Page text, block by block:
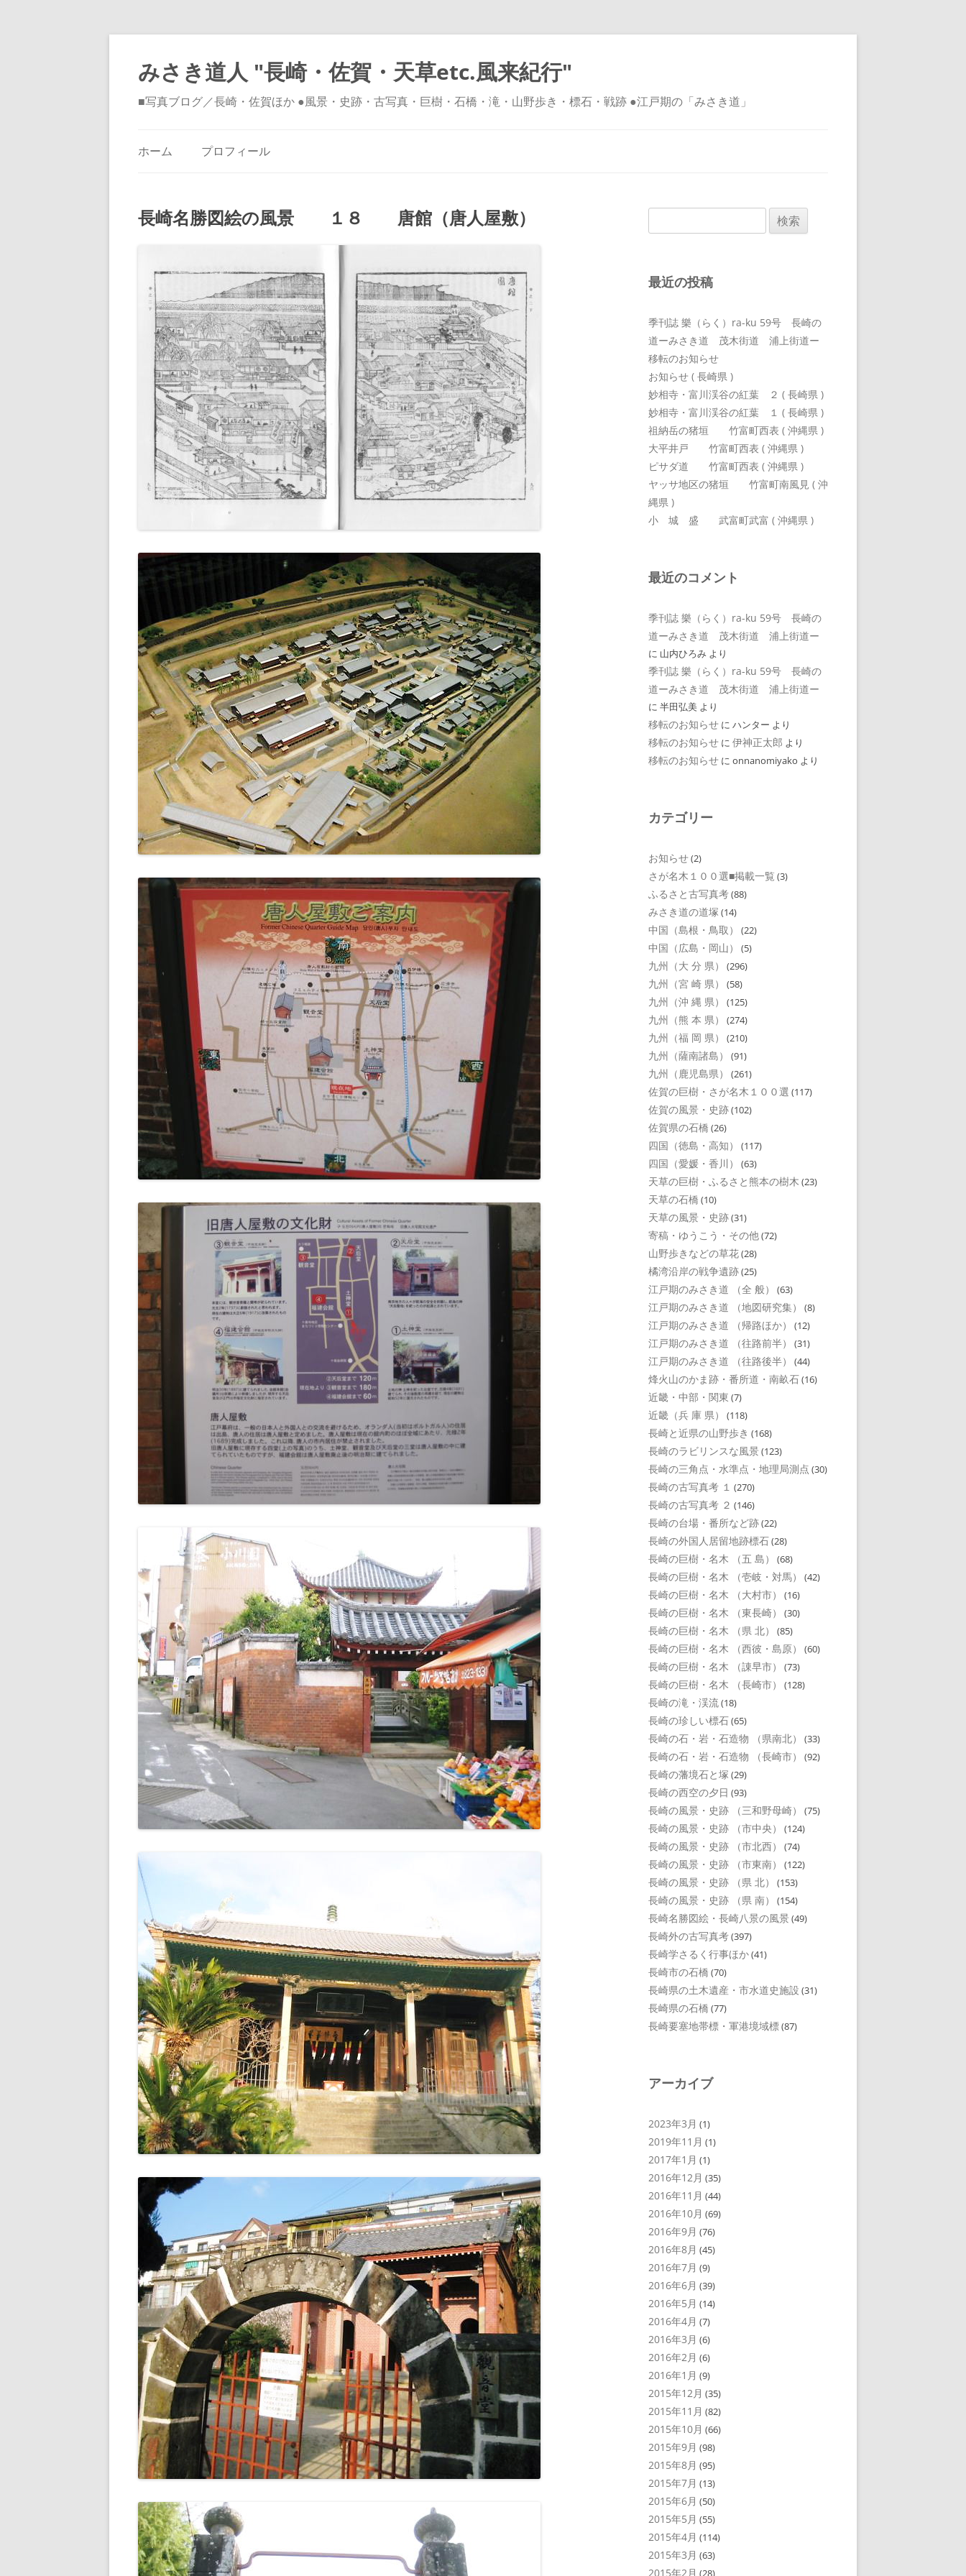
みさき道人 "長崎・佐賀・天草etc.風来紀行"
■写真ブログ／長崎・佐賀ほか ●風景・史跡・古写真・巨樹・石橋・滝・山野歩き・標石・戦跡 ●江戸期の「みさき道」
ッ
プ
ホーム プロフィール
長崎名勝図絵の風景 １８ 唐館（唐人屋敷）
索:
最近の投稿
季刊誌 樂（らく）ra-ku 59号 長崎の
道ーみさき道 茂木街道 浦上街道ー
移転のお知らせ
お知らせ ( 長崎県 )
妙相寺・富川渓谷の紅葉 ２ ( 長崎県 )
妙相寺・富川渓谷の紅葉 １ ( 長崎県 )
祖納岳の猪垣 竹富町西表 ( 沖縄県 )
大平井戸 竹富町西表 ( 沖縄県 )
ピサダ道 竹富町西表 ( 沖縄県 )
ヤッサ地区の猪垣 竹富町南風見 ( 沖
縄県 )
小 城 盛 武富町武富 ( 沖縄県 )
最近のコメント
季刊誌 樂（らく）ra-ku 59号 長崎の
道ーみさき道 茂木街道 浦上街道ー
に 山内ひろみ より
季刊誌 樂（らく）ra-ku 59号 長崎の
道ーみさき道 茂木街道 浦上街道ー
に 半田弘美 より
移転のお知らせ に ハンター より
移転のお知らせ に 伊神正太郎 より
移転のお知らせ に onnanomiyako より
カテゴリー
お知らせ(2)
さが名木１００選■掲載一覧 (3)
ふるさと古写真考(88)
みさき道の道塚 (14)
中国（島根・鳥取） (22)
中国（広島・岡山） (5)
九州（大 分 県） (296)
九州（宮 崎 県） (58)
九州（沖 縄 県） (125)
九州（熊 本 県） (274)
九州（福 岡 県） (210)
九州（薩南諸島） (91)
九州（鹿児島県） (261)
佐賀の巨樹・さが名木１００選 (117)
佐賀の風景・史跡(102)
佐賀県の石橋 (26)
四国（徳島・高知） (117)
四国（愛媛・香川） (63)
天草の巨樹・ふるさと熊本の樹木 (23)
天草の石橋 (10)
天草の風景・史跡(31)
寄稿・ゆうこう・その他(72)
山野歩きなどの草花(28)
橘湾沿岸の戦争遺跡(25)
江戸期のみさき道 （全 般） (63)
江戸期のみさき道 （地図研究集） (8)
江戸期のみさき道 （帰路ほか） (12)
江戸期のみさき道 （往路前半） (31)
江戸期のみさき道 （往路後半） (44)
烽火山のかま跡・番所道・南畝石(16)
近畿・中部・関東 (7)
近畿（兵 庫 県） (118)
長崎と近県の山野歩き (168)
長崎のラビリンスな風景 (123)
長崎の三角点・水準点・地理局測点 (30)
長崎の古写真考 １ (270)
長崎の古写真考 ２ (146)
長崎の台場・番所など跡(22)
長崎の外国人居留地跡標石(28)
長崎の巨樹・名木 （五 島） (68)
長崎の巨樹・名木 （壱岐・対馬） (42)
長崎の巨樹・名木 （大村市） (16)
長崎の巨樹・名木 （東長崎） (30)
長崎の巨樹・名木 （県 北） (85)
長崎の巨樹・名木 （西彼・島原） (60)
長崎の巨樹・名木 （諌早市） (73)
長崎の巨樹・名木 （長崎市） (128)
長崎の滝・渓流(18)
長崎の珍しい標石(65)
長崎の石・岩・石造物 （県南北） (33)
長崎の石・岩・石造物 （長崎市） (92)
長崎の藩境石と塚 (29)
長崎の西空の夕日 (93)
長崎の風景・史跡 （三和野母崎） (75)
長崎の風景・史跡 （市中央） (124)
長崎の風景・史跡 （市北西） (74)
長崎の風景・史跡 （市東南） (122)
長崎の風景・史跡 （県 北） (153)
長崎の風景・史跡 （県 南） (154)
長崎名勝図絵・長崎八景の風景 (49)
長崎外の古写真考(397)
長崎学さるく行事ほか(41)
長崎市の石橋 (70)
長崎県の土木遺産・市水道史施設 (31)
長崎県の石橋 (77)
長崎要塞地帯標・軍港境域標(87)
アーカイブ
2023年3月 (1)
2019年11月 (1)
2017年1月 (1)
2016年12月 (35)
2016年11月 (44)
2016年10月 (69)
2016年9月 (76)
2016年8月 (45)
2016年7月 (9)
2016年6月 (39)
2016年5月 (14)
2016年4月 (7)
2016年3月 (6)
2016年2月 (6)
2016年1月 (9)
2015年12月 (35)
2015年11月 (82)
2015年10月 (66)
2015年9月 (98)
2015年8月 (95)
2015年7月 (13)
2015年6月 (50)
2015年5月 (55)
2015年4月 (114)
2015年3月 (63)
2015年2月 (28)